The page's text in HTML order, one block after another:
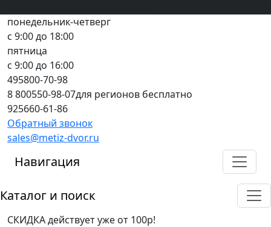
понедельник-четверг
с 9:00 до 18:00
пятница
с 9:00 до 16:00
495800-70-98
8 800550-98-07для регионов бесплатно
925660-61-86
Обратный звонок
sales@metiz-dvor.ru
Навигация
Каталог и поиск
СКИДКА действует уже от 100р!